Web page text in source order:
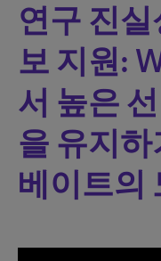
연구 진
보 지원:
서 높은
을 유지
베이트의